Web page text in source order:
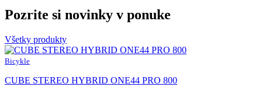
Pozrite si novinky v ponuke
Všetky produkty
Bicykle
CUBE STEREO HYBRID ONE44 PRO 800